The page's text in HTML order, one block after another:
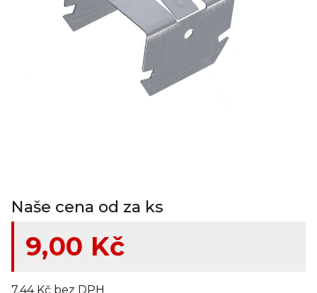
Naše cena od za ks
9,00 Kč
7,44 Kč bez DPH